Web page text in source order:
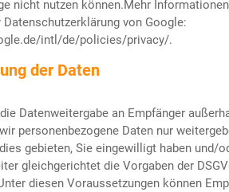
nicht nutzen können.Mehr
Datenschutzerklärung von Google:
intl/de/policies/privacy/.
der Daten
Datenweitergabe an Empfänger
personenbezogene Daten nur
gebieten, Sie eingewilligt haben und/
gleichgerichtet die Vorgaben der
diesen Voraussetzungen können